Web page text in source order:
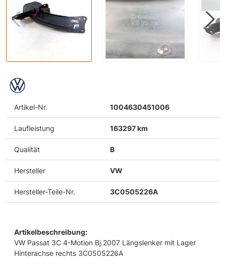
Artikel-Nr. 1004630451006
Laufleistung 163297 km
Qualität B
Hersteller VW
Hersteller-Teile-Nr. 3C0505226A
Artikelbeschreibung:
VW Passat 3C 4-Motion Bj.2007 Längslenker mit Lager
Hinterachse rechts 3C0505226A